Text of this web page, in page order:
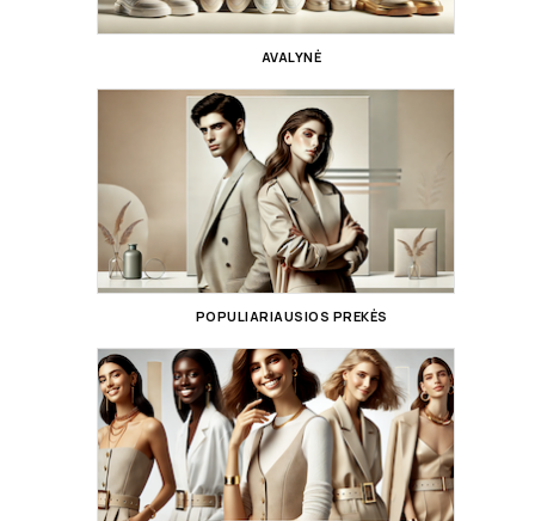
AVALYNĖ
POPULIARIAUSIOS PREKĖS